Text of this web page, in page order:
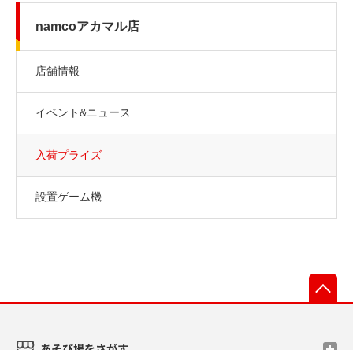
namcoアカマル店
店舗情報
イベント&ニュース
入荷プライズ
設置ゲーム機